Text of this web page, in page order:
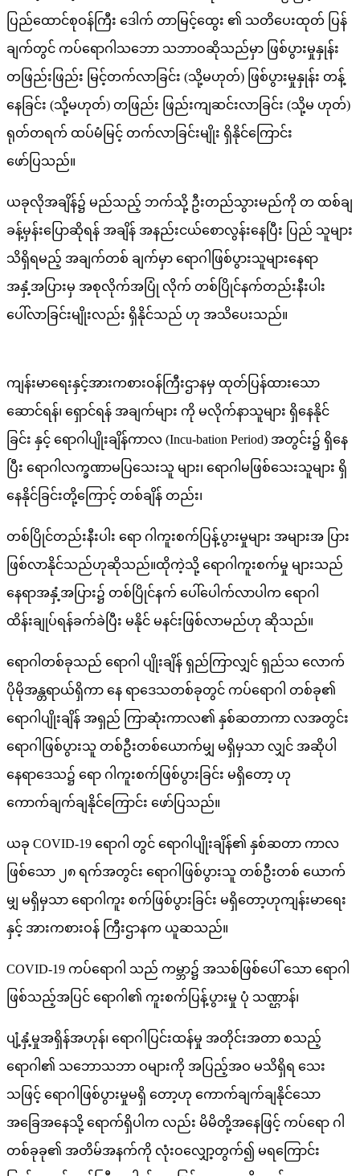
ပြည်ထောင်စုဝန်ကြီး ဒေါက် တာမြင့်ထွေး ၏ သတိပေးထုတ် ပြန်
ချက်တွင် ကပ်ရောဂါသဘော သဘာဝဆိုသည်မှာ ဖြစ်ပွားမှုနှုန်း
တဖြည်းဖြည်း မြင့်တက်လာခြင်း (သို့မဟုတ်) ဖြစ်ပွားမှုနှုန်း တန့်
နေခြင်း (သို့မဟုတ်) တဖြည်း ဖြည်းကျဆင်းလာခြင်း (သို့မ ဟုတ်)
ရုတ်တရက် ထပ်မံမြင့် တက်လာခြင်းမျိုး ရှိနိုင်ကြောင်း
ဖော်ပြသည်။
ယခုလိုအချိန်၌ မည်သည့် ဘက်သို့ ဦးတည်သွားမည်ကို တ ထစ်ချ
ခန့်မှန်းပြောဆိုရန် အချိန် အနည်းငယ်စောလွန်းနေပြီး ပြည် သူများ
သိရှိရမည့် အချက်တစ် ချက်မှာ ရောဂါဖြစ်ပွားသူများနေရာ
အနှံ့အပြားမှ အစုလိုက်အပြုံ လိုက် တစ်ပြိုင်နက်တည်းနီးပါး
ပေါ်လာခြင်းမျိုးလည်း ရှိနိုင်သည် ဟု အသိပေးသည်။
ကျန်းမာရေးနှင့်အားကစားဝန်ကြီးဌာနမှ ထုတ်ပြန်ထားသော
ဆောင်ရန်၊ ရှောင်ရန် အချက်များ ကို မလိုက်နာသူများ ရှိနေနိုင်
ခြင်း နှင့် ရောဂါပျိုးချိန်ကာလ (Incu-bation Period) အတွင်း၌ ရှိနေ
ပြီး ရောဂါလက္ခဏာမပြသေးသူ များ၊ ရောဂါမဖြစ်သေးသူများ ရှိ
နေနိုင်ခြင်းတို့ကြောင့် တစ်ချိန် တည်း၊
တစ်ပြိုင်တည်းနီးပါး ရော ဂါကူးစက်ပြန့်ပွားမှုများ အများအ ပြား
ဖြစ်လာနိုင်သည်ဟုဆိုသည်။ထိုကဲ့သို့ ရောဂါကူးစက်မှု များသည်
နေရာအနှံ့အပြား၌ တစ်ပြိုင်နက် ပေါ်ပေါက်လာပါက ရောဂါ
ထိန်းချုပ်ရန်ခက်ခဲပြီး မနိုင် မနင်းဖြစ်လာမည်ဟု ဆိုသည်။
ရောဂါတစ်ခုသည် ရောဂါ ပျိုးချိန် ရှည်ကြာလျှင် ရှည်သ လောက်
ပိုမိုအန္တရာယ်ရှိကာ နေ ရာဒေသတစ်ခုတွင် ကပ်ရောဂါ တစ်ခု၏
ရောဂါပျိုးချိန် အရှည် ကြာဆုံးကာလ၏ နှစ်ဆတာကာ လအတွင်း
ရောဂါဖြစ်ပွားသူ တစ်ဦးတစ်ယောက်မျှ မရှိမှသာ လျှင် အဆိုပါ
နေရာဒေသ၌ ရော ဂါကူးစက်ဖြစ်ပွားခြင်း မရှိတော့ ဟု
ကောက်ချက်ချနိုင်ကြောင်း ဖော်ပြသည်။
ယခု COVID-19 ရောဂါ တွင် ရောဂါပျိုးချိန်၏ နှစ်ဆတာ ကာလ
ဖြစ်သော ၂၈ ရက်အတွင်း ရောဂါဖြစ်ပွားသူ တစ်ဦးတစ် ယောက်
မျှ မရှိမှသာ ရောဂါကူး စက်ဖြစ်ပွားခြင်း မရှိတော့ဟုကျန်းမာရေး
နှင့် အားကစားဝန် ကြီးဌာနက ယူဆသည်။
COVID-19 ကပ်ရောဂါ သည် ကမ္ဘာ၌ အသစ်ဖြစ်ပေါ် သော ရောဂါ
ဖြစ်သည့်အပြင် ရောဂါ၏ ကူးစက်ပြန့်ပွားမှု ပုံ သဏ္ဌာန်၊
ပျံ့နှံ့မှုအရှိန်အဟုန်၊ ရောဂါပြင်းထန်မှု အတိုင်းအတာ စသည့်
ရောဂါ၏ သဘောသဘာ ဝများကို အပြည့်အဝ မသိရှိရ သေး
သဖြင့် ရောဂါဖြစ်ပွားမှုမရှိ တော့ဟု ကောက်ချက်ချနိုင်သော
အခြေအနေသို့ ရောက်ရှိပါက လည်း မိမိတို့အနေဖြင့် ကပ်ရော ဂါ
တစ်ခုခု၏ အတိမ်အနက်ကို လုံးဝလျှော့တွက်၍ မရကြောင်း